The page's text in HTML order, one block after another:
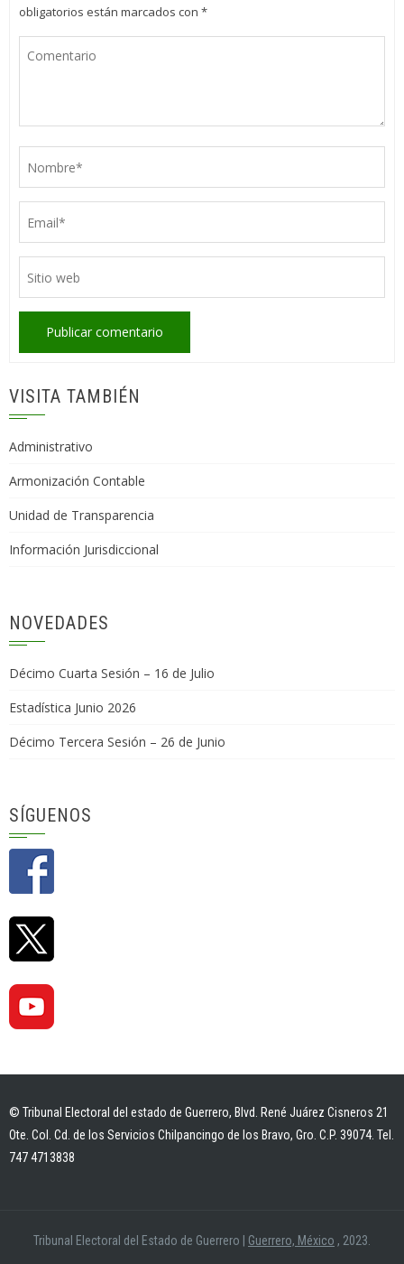
obligatorios están marcados con *
VISITA TAMBIÉN
Administrativo
Armonización Contable
Unidad de Transparencia
Información Jurisdiccional
NOVEDADES
Décimo Cuarta Sesión – 16 de Julio
Estadística Junio 2026
Décimo Tercera Sesión – 26 de Junio
SÍGUENOS
© Tribunal Electoral del estado de Guerrero, Blvd. René Juárez Cisneros 21
Ote. Col. Cd. de los Servicios Chilpancingo de los Bravo, Gro. C.P. 39074. Tel.
747 4713838
Tribunal Electoral del Estado de Guerrero Guerrero, México , 2023.